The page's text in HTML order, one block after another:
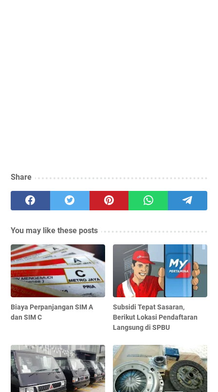
Share
You may like these posts
Biaya Perpanjangan SIM A
dan SIM C
Subsidi Tepat Sasaran,
Berikut Lokasi Pendaftaran
Langsung di SPBU